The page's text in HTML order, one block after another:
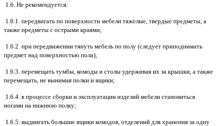
1.6. Не рекомендуется:
1.6.1. передвигать по поверхности мебели тяжелые, твердые предметы, а
также предметы с острыми краями;
1.6.2. при передвижении тянуть мебель по полу (следует приподнимать
предмет над поверхностью пола);
1.6.3. перемещать тумбы, комоды и столы удерживая их за крышки, а также
перемещать, не вынимая полки и ящики;
1.6.4. в процессе сборки и эксплуатации изделий мебели становиться
ногами на нижнюю полку;
1.6.5. выдвигать большие ящики комодов, отделений для хранения за одну